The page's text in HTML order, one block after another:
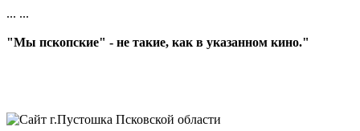
... ...
"Мы пскопские" - не такие, как в указанном кино."